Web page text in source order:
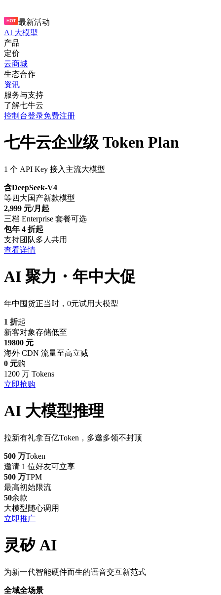
最新活动
AI 大模型
产品
定价
云商城
生态合作
资讯
服务与支持
了解七牛云
控制台登录免费注册
七牛云企业级 Token Plan
1 个 API Key 接入主流大模型
含DeepSeek-V4
等四大国产新款模型
2,999 元/月起
三档 Enterprise 套餐可选
包年 4 折起
支持团队多人共用
查看详情
AI 聚力・年中大促
年中囤货正当时，0元试用大模型
1 折起
新客对象存储低至
19800 元
海外 CDN 流量至高立减
0 元购
1200 万 Tokens
立即抢购
AI 大模型推理
拉新有礼拿百亿Token，多邀多领不封顶
500 万Token
邀请 1 位好友可立享
500 万TPM
最高初始限流
50余款
大模型随心调用
立即推广
灵矽 AI
为新一代智能硬件而生的语音交互新范式
全域全场景